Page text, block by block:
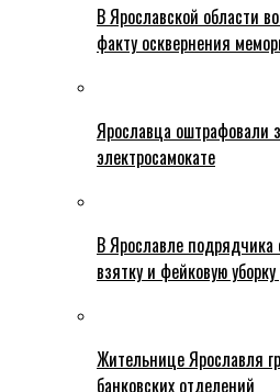
В Ярославской области
факту осквернения
Ярославца оштрафовали
электросамокате
В Ярославле
взятку и фейковую
Жительнице Ярославля
банковских отделений